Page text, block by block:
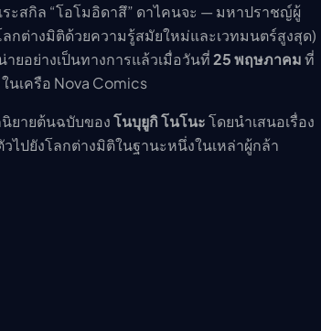
ระสกิล “โอโมอิดาสึ” ดาไคนจะ — มหาปราชญ์ผู้
กต่างมิติด้วยความรู้สมัยใหม่และเวทมนตร์สูงสุด)
ายอย่างเป็นทางการแล้วเมื่อวันที่25 พฤษภาคมที่
นเครือ Nova Comics
ยายต้นฉบับของโนบุยูกิ โนโนะโดยนำเสนอเรื่อง
ไปยังโลกต่างมิติในฐานะหนึ่งในเหล่าผู้กล้า